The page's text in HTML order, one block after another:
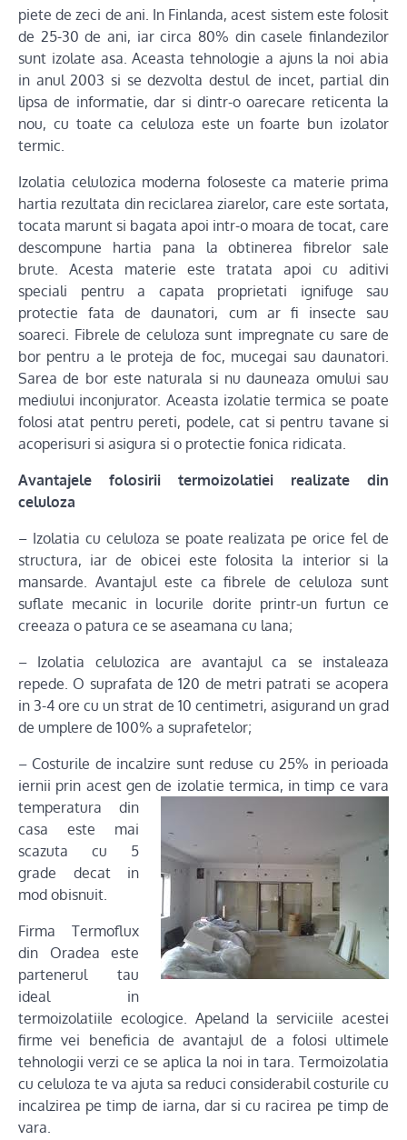
piete de zeci de ani. In Finlanda, acest sistem este folosit
de 25-30 de ani, iar circa 80% din casele finlandezilor
sunt izolate asa. Aceasta tehnologie a ajuns la noi abia
in anul 2003 si se dezvolta destul de incet, partial din
lipsa de informatie, dar si dintr-o oarecare reticenta la
nou, cu toate ca celuloza este un foarte bun izolator
termic.
Izolatia celulozica moderna foloseste ca materie prima
hartia rezultata din reciclarea ziarelor, care este sortata,
tocata marunt si bagata apoi intr-o moara de tocat, care
descompune hartia pana la obtinerea fibrelor sale
brute. Acesta materie este tratata apoi cu aditivi
speciali pentru a capata proprietati ignifuge sau
protectie fata de daunatori, cum ar fi insecte sau
soareci. Fibrele de celuloza sunt impregnate cu sare de
bor pentru a le proteja de foc, mucegai sau daunatori.
Sarea de bor este naturala si nu dauneaza omului sau
mediului inconjurator. Aceasta izolatie termica se poate
folosi atat pentru pereti, podele, cat si pentru tavane si
acoperisuri si asigura si o protectie fonica ridicata.
Avantajele folosirii termoizolatiei realizate din
celuloza
– Izolatia cu celuloza se poate realizata pe orice fel de
structura, iar de obicei este folosita la interior si la
mansarde. Avantajul este ca fibrele de celuloza sunt
suflate mecanic in locurile dorite printr-un furtun ce
creeaza o patura ce se aseamana cu lana;
– Izolatia celulozica are avantajul ca se instaleaza
repede. O suprafata de 120 de metri patrati se acopera
in 3-4 ore cu un strat de 10 centimetri, asigurand un grad
de umplere de 100% a suprafetelor;
– Costurile de incalzire sunt reduse cu 25% in perioada
iernii prin acest gen de izolatie termica, in timp ce vara
temperatura din
casa este mai
scazuta cu 5
grade decat in
mod obisnuit.
Firma Termoflux
din Oradea este
partenerul tau
ideal in
termoizolatiile ecologice. Apeland la serviciile acestei
firme vei beneficia de avantajul de a folosi ultimele
tehnologii verzi ce se aplica la noi in tara. Termoizolatia
cu celuloza te va ajuta sa reduci considerabil costurile cu
incalzirea pe timp de iarna, dar si cu racirea pe timp de
vara.